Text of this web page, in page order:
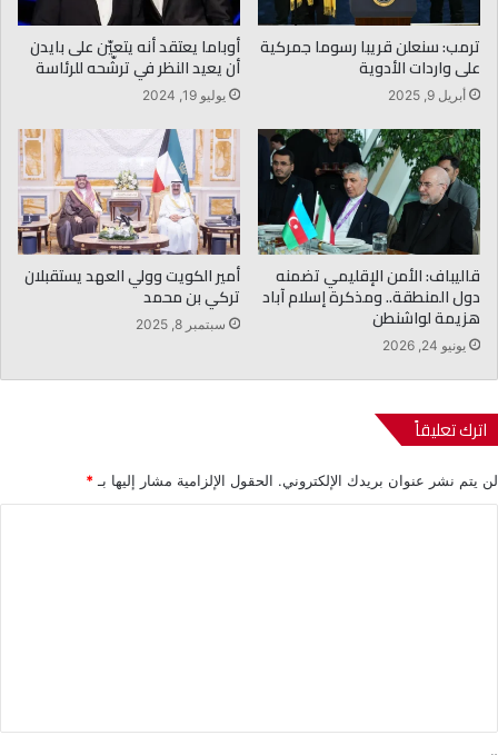
ترمب: سنعلن قريبا رسوما جمركية
على واردات الأدوية
أبريل 9, 2025
أوباما يعتقد أنه يتعيّن على بايدن
أن يعيد النظر في ترشّحه للرئاسة
يوليو 19, 2024
قاليباف: الأمن الإقليمي تضمنه
دول المنطقة.. ومذكرة إسلام آباد
هزيمة لواشنطن
يونيو 24, 2026
أمير الكويت وولي العهد يستقبلان
تركي بن محمد
سبتمبر 8, 2025
اترك تعليقاً
لن يتم نشر عنوان بريدك الإلكتروني. الحقول الإلزامية مشار إليها بـ *